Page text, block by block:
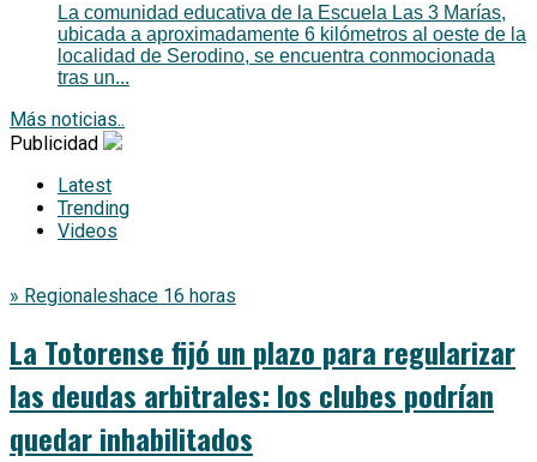
La comunidad educativa de la Escuela Las 3 Marías,
ubicada a aproximadamente 6 kilómetros al oeste de la
localidad de Serodino, se encuentra conmocionada
tras un...
Más noticias..
Publicidad
Latest
Trending
Videos
» Regionaleshace 16 horas
La Totorense fijó un plazo para regularizar
las deudas arbitrales: los clubes podrían
quedar inhabilitados